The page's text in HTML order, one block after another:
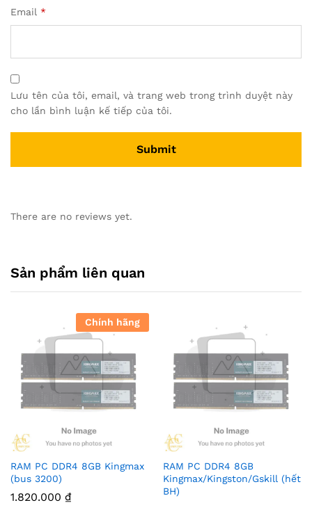
Email *
Lưu tên của tôi, email, và trang web trong trình duyệt này
cho lần bình luận kế tiếp của tôi.
There are no reviews yet.
Sản phẩm liên quan
Chính hãng
RAM PC DDR4 8GB Kingmax
(bus 3200)
1.820.000 ₫
RAM PC DDR4 8GB
Kingmax/Kingston/Gskill (hết
BH)